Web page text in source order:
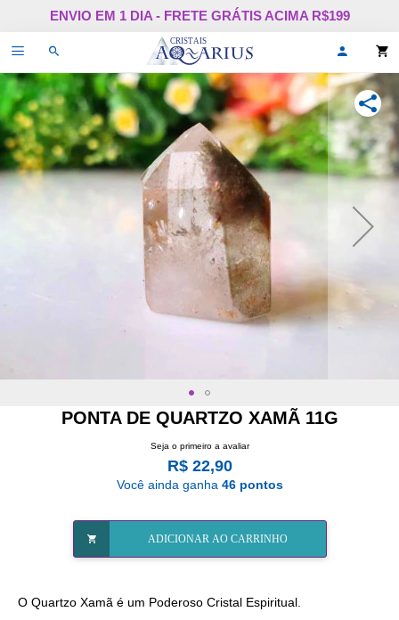
Pular
o
conteúdo
ENVIO EM 1 DIA - FRETE GRÁTIS ACIMA R$199
Alternar
navegação
login
ou
se!
PONTA DE QUARTZO XAMÃ 11G
Seja o primeiro a avaliar
R$ 22,90
Você ainda ganha 46 pontos
ADICIONAR AO CARRINHO
O Quartzo Xamã é um Poderoso Cristal Espiritual.